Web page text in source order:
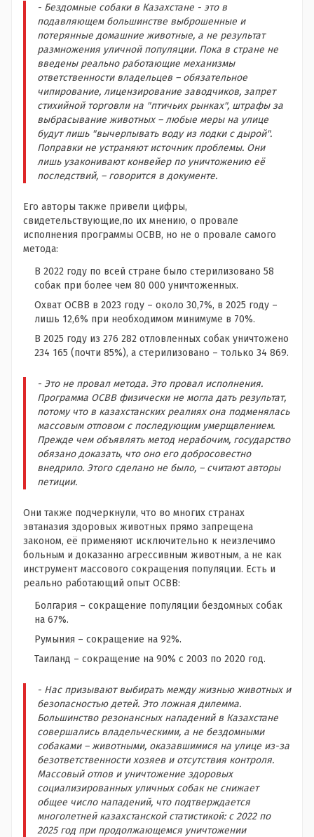
- Бездомные собаки в Казахстане - это в
подавляющем большинстве выброшенные и
потерянные домашние животные, а не результат
размножения уличной популяции. Пока в стране не
введены реально работающие механизмы
ответственности владельцев – обязательное
чипирование, лицензирование заводчиков, запрет
стихийной торговли на "птичьих рынках", штрафы за
выбрасывание животных – любые меры на улице
будут лишь "вычерпывать воду из лодки с дырой".
Поправки не устраняют источник проблемы. Они
лишь узаконивают конвейер по уничтожению её
последствий, – говорится в документе.
Его авторы также привели цифры,
свидетельствующие,по их мнению, о провале
исполнения программы ОСВВ, но не о провале самого
метода:
В 2022 году по всей стране было стерилизовано 58
собак при более чем 80 000 уничтоженных.
Охват ОСВВ в 2023 году – около 30,7%, в 2025 году –
лишь 12,6% при необходимом минимуме в 70%.
В 2025 году из 276 282 отловленных собак уничтожено
234 165 (почти 85%), а стерилизовано – только 34 869.
- Это не провал метода. Это провал исполнения.
Программа ОСВВ физически не могла дать результат,
потому что в казахстанских реалиях она подменялась
массовым отловом с последующим умерщвлением.
Прежде чем объявлять метод нерабочим, государство
обязано доказать, что оно его добросовестно
внедрило. Этого сделано не было, – считают авторы
петиции.
Они также подчеркнули, что во многих странах
эвтаназия здоровых животных прямо запрещена
законом, её применяют исключительно к неизлечимо
больным и доказанно агрессивным животным, а не как
инструмент массового сокращения популяции. Есть и
реально работающий опыт ОСВВ:
Болгария – сокращение популяции бездомных собак
на 67%.
Румыния – сокращение на 92%.
Таиланд – сокращение на 90% с 2003 по 2020 год.
- Нас призывают выбирать между жизнью животных и
безопасностью детей. Это ложная дилемма.
Большинство резонансных нападений в Казахстане
совершались владельческими, а не бездомными
собаками – животными, оказавшимися на улице из-за
безответственности хозяев и отсутствия контроля.
Массовый отлов и уничтожение здоровых
социализированных уличных собак не снижает
общее число нападений, что подтверждается
многолетней казахстанской статистикой: с 2022 по
2025 год при продолжающемся уничтожении